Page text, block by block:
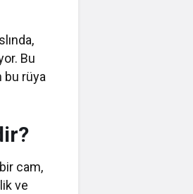
Bu
bu rüya
cam,
ve